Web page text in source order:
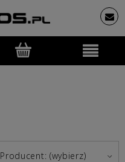
Producent: (wybierz)